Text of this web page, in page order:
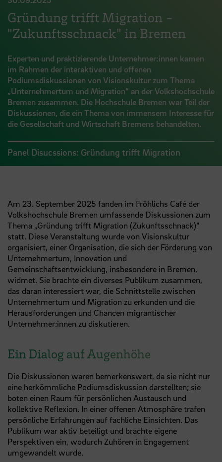
Gründung trifft Migration -
"Zukunftsschnack" in Bremen
Experten und praktizierende Unternehmer:innen kamen
im Rahmen der interaktiven und offenen
Podiumsdiskussionen von Visionskultur zum Thema
„Unternehmertum und Migration“ an der Volkshochschule
Bremen zusammen. Die Hochschule Bremen war Teil der
Diskussionen, die ein Thema von immensem Interesse für
die Gesellschaft und Wirtschaft Bremens behandelten.
Panel Disucssions: Gründung trifft Migration
Am 23. September 2025 fanden im Fröhlichs Café der
Volkshochschule Bremen umfassende Diskussionen zum
Thema „Gründung trifft Migration (Zukunftsschnack)“
statt. Diese Veranstaltung wurde von Visionskultur
organisiert, einer Organisation, die sich der Förderung von
Unternehmertum, Innovation und
Gemeinschaftsentwicklung, insbesondere in Bremen,
widmet. Sie brachte ein diverses Publikum zusammen,
das daran interessiert war, die Schnittstelle zwischen
Unternehmertum und Migration zu erkunden und die
Herausforderungen und Chancen migrantischer
Unternehmer:innen zu diskutieren.
Ein Dialog auf Augenhöhe
Die Diskussionen waren bemerkenswert, da sie nicht nur
eine herkömmliche Podiumsdiskussion darstellten; sie
boten einen Raum für persönlichen Austausch und
kollektive Reflexion. In einer offenen Atmosphäre trafen
persönliche Erfahrungen auf fachliche Einsichten. Das
Publikum war aktiv beteiligt und brachte eigene
Perspektiven ein, wodurch Zuhören in Engagement
umgewandelt wurde.